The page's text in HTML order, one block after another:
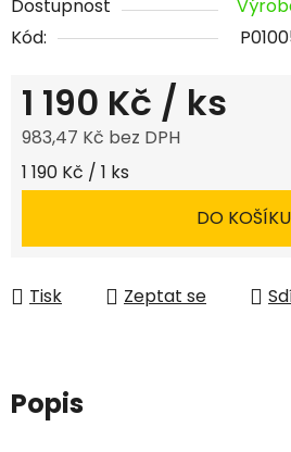
Dostupnost
Kód:
1 190 Kč / ks
983,47 Kč bez DPH
Měrná cena:
1 190 Kč / 1 ks
DO KOŠÍKU
Tisk Zeptat se
Popis